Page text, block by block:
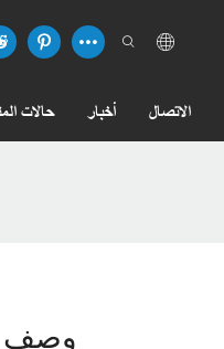
حالات أخبار الاتصال
وصف